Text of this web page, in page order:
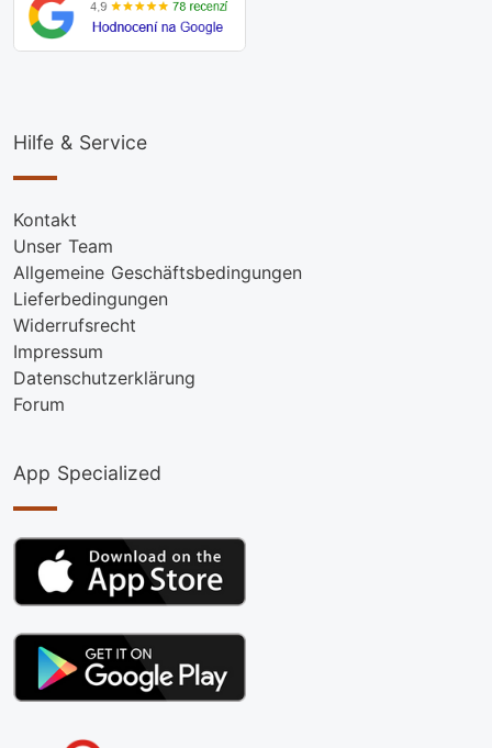
Hilfe & Service
Kontakt
Unser Team
Allgemeine Geschäftsbedingungen
Lieferbedingungen
Widerrufsrecht
Impressum
Datenschutzerklärung
Forum
App Specialized